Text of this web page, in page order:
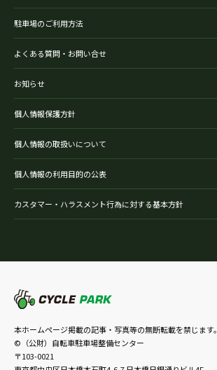
駐車場のご利用方法
よくある質問・お問い合せ
お知らせ
個人情報保護方針
個人情報の取扱いについて
個人情報の利用目的の公表
カスタマー・ハラスメント行為に対する基本方針
本ホームページ掲載の記事・写真等の無断転載を禁じます。
©（公財）自転車駐車場整備センター
〒103-0021